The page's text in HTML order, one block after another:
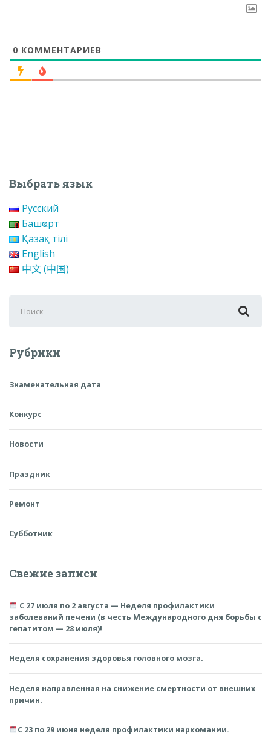
0 КОММЕНТАРИЕВ
Выбрать язык
Русский
Башҡорт
Қазақ тілі
English
中文 (中国)
для:
Рубрики
Знаменательная дата
Конкурс
Новости
Праздник
Ремонт
Субботник
Свежие записи
С 27 июля по 2 августа — Неделя профилактики
заболеваний печени (в честь Международного дня борьбы с
гепатитом — 28 июля)!
Неделя сохранения здоровья головного мозга.
Неделя направленная на снижение смертности от внешних
причин.
С 23 по 29 июня неделя профилактики наркомании.